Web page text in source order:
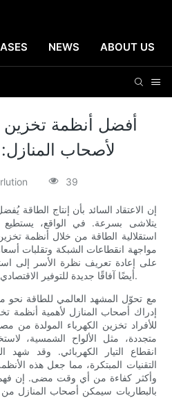
NEWS ABOUT US
أفضل أنظمة تخزين
لأصحاب المنازل:
39
إن الاعتقاد السائد بأن إنتاج الطاقة
يتلاشى بسرعة. في الواقع، يستطيع
استقلالية الطاقة من خلال أنظمة
مواجهة انقطاعات الشبكة وتقلبات
على إعادة تعريف نظرة الأسر إلى
أيضًا آفاقًا جديدة للتوفير الاقتصادي والاستدامة والتمكين الشخصي.
مع تحوّل المشهد العالمي للطاقة نحو
إدراك أصحاب المنازل لأهمية أنظمة
متجددة، مثل الألواح الشمسية،
انقطاع التيار الكهربائي. وقد
التقنيات المبتكرة، مما جعل هذه
وأكثر كفاءة من أي وقت مضى. إن
بالبطاريات سيمكن أصحاب المنازل